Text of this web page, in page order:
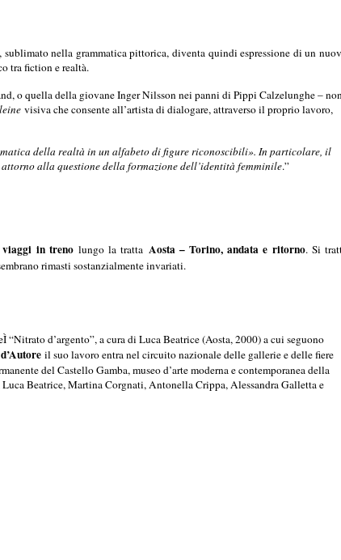
nella grammatica pittorica, diventa quindi espressione di un
tra fiction e realtà.
o quella della giovane Inger Nilsson nei panni di Pippi Calzelunghe –
visiva che consente all’artista di dialogare, attraverso il proprio lavoro,
della realtà in un alfabeto di figure riconoscibili». In particolare, il
alla questione della formazione dell’identità femminile.”
in trenolungo la tratta Aosta – Torino, andata e ritorno. Si
rimasti sostanzialmente invariati.
d’argento”, a cura di Luca Beatrice (Aosta, 2000) a cui seguono
il suo lavoro entra nel circuito nazionale delle gallerie e delle fiere
del Castello Gamba, museo d’arte moderna e contemporanea della
Beatrice, Martina Corgnati, Antonella Crippa, Alessandra Galletta e